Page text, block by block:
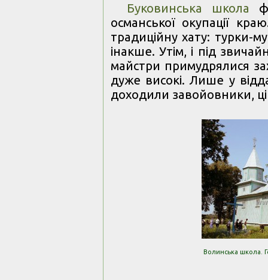
Буковинська школа
османської окупації
традиційну хату: турки-
інакше. Утім, і під
майстри примудрялися
дуже високі. Лише у
доходили завойовники, ці
Волинська школа.